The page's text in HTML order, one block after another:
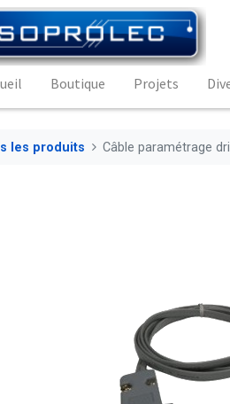
Boutique Projets
les produits Câble paramétrage